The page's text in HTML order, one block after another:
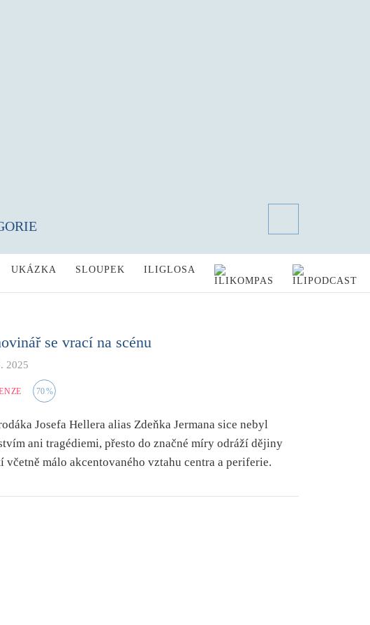
UKÁZKA SLOUPEK ILIGLOSA
se vrací na scénu
2025
70%
Josefa Hellera alias Zdeňka Jermana sice nebyl
ani tragédiemi, přesto do značné míry odráží dějiny
včetně málo akcentovaného vztahu centra a periferie.